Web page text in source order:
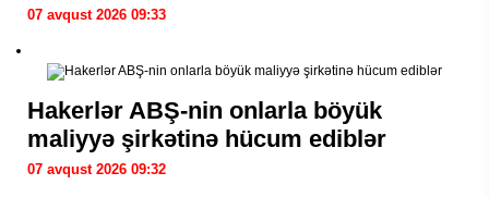
07 avqust 2026 09:33
Hakerlər ABŞ-nin onlarla böyük
maliyyə şirkətinə hücum ediblər
07 avqust 2026 09:32